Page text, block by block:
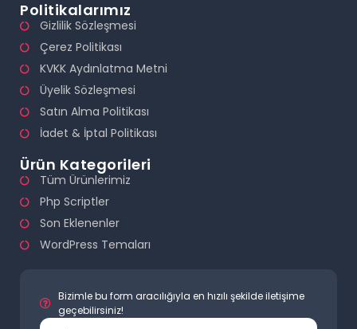
Politikalarımız
Gizlilik Sözleşmesi
Çerez Politikası
KVKK Aydınlatma Metni
Üyelik Sözleşmesi
Satın Alma Politikası
İadet & İptal Politikası
Ürün Kategorileri
Tüm Ürünlerimiz
Php Scriptler
Son Eklenenler
WordPress Temaları
Bizimle bu form aracılığıyla en hızılı şekilde iletişime
geçebilirsiniz!